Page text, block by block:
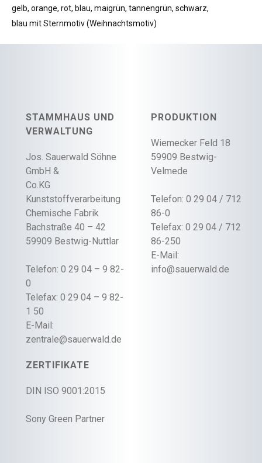
gelb, orange, rot, blau, maigrün, tannengrün, schwarz,
blau mit Sternmotiv (Weihnachtsmotiv)
STAMMHAUS UND
VERWALTUNG
Jos. Sauerwald Söhne
GmbH &
Co.KG
Kunststoffverarbeitung
Chemische Fabrik
Bachstraße 40 – 42
59909 Bestwig-Nuttlar
Telefon: 0 29 04 – 9 82-
0
Telefax: 0 29 04 – 9 82-
1 50
E-Mail:
zentrale@sauerwald.de
PRODUKTION
Wiemecker Feld 18
59909 Bestwig-
Velmede
Telefon: 0 29 04 / 712
86-0
Telefax: 0 29 04 / 712
86-250
E-Mail:
info@sauerwald.de
ZERTIFIKATE
DIN ISO 9001:2015
Sony Green Partner